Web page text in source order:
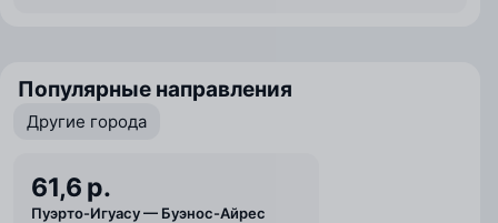
Популярные направления
Другие города
61,6 р.
Пуэрто-Игуасу — Буэнос-Айрес